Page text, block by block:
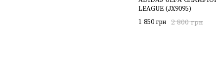
LEAGUE (JX9095)
2 800 грн
1 850 грн